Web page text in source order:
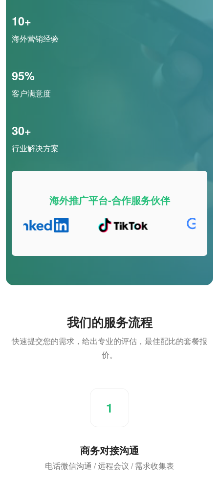
10+
海外营销经验
95%
客户满意度
30+
行业解决方案
海外推广平台-合作服务伙伴
我们的服务流程
快速提交您的需求，给出专业的评估，最佳配比的套餐报
价。
1
商务对接沟通
电话微信沟通 / 远程会议 / 需求收集表